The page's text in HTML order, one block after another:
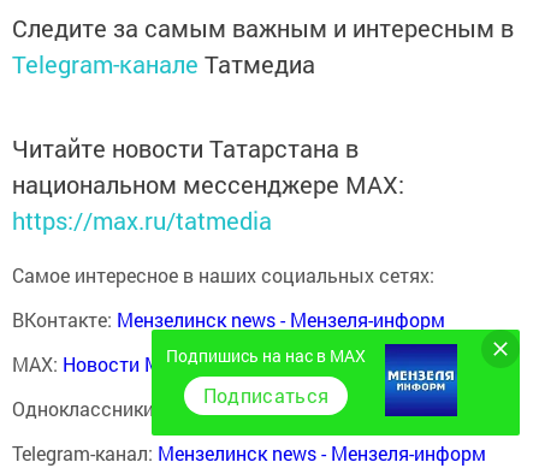
Следите за самым важным и интересным в
Telegram-канале Татмедиа
Читайте новости Татарстана в
национальном мессенджере MАХ:
https://max.ru/tatmedia
Самое интересное в наших социальных сетях:
ВКонтакте: Мензелинск news - Мензеля-информ
MAX: Новости Мензелинска - Мензеля онлайн
Одноклассники:
ok.ru/menzelinsk
Telegram-канал: Мензелинск news - Мензеля-информ
Подпишись на нас в MAX
Подписаться